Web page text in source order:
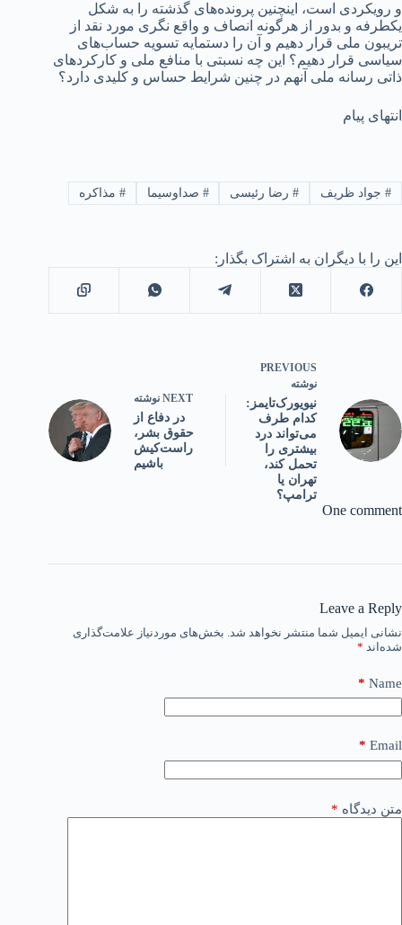
و رویکردی است، اینچنین پرونده‌های گذشته را به شکل
یکطرفه و بدور از هرگونه انصاف و واقع نگری مورد نقد از
تریبون ملی قرار دهیم و آن را دستمایه تسویه حساب‌های
سیاسی قرار دهیم؟ این چه نسبتی با منافع ملی و کارکردهای
ذاتی رسانه ملی آنهم در چنین شرایط حساس و کلیدی دارد؟
انتهای پیام
#جواد ظریف #رضا رئیسی # صداوسیما # مذاکره
این را با دیگران به اشتراک بگذار:
PREVIOUS
نوشته
نیویورک‌تایمز:
کدام طرف
می‌تواند درد
بیشتری را
تحمل کند،
تهران یا
ترامپ؟
NEXT نوشته
در دفاع از
حقوق بشر،
راست‌کیش
باشیم
One comment
Leave a Reply
نشانی ایمیل شما منتشر نخواهد شد. بخش‌های موردنیاز علامت‌گذاری
شده‌اند *
Name
*
Email
*
متن دیدگاه *